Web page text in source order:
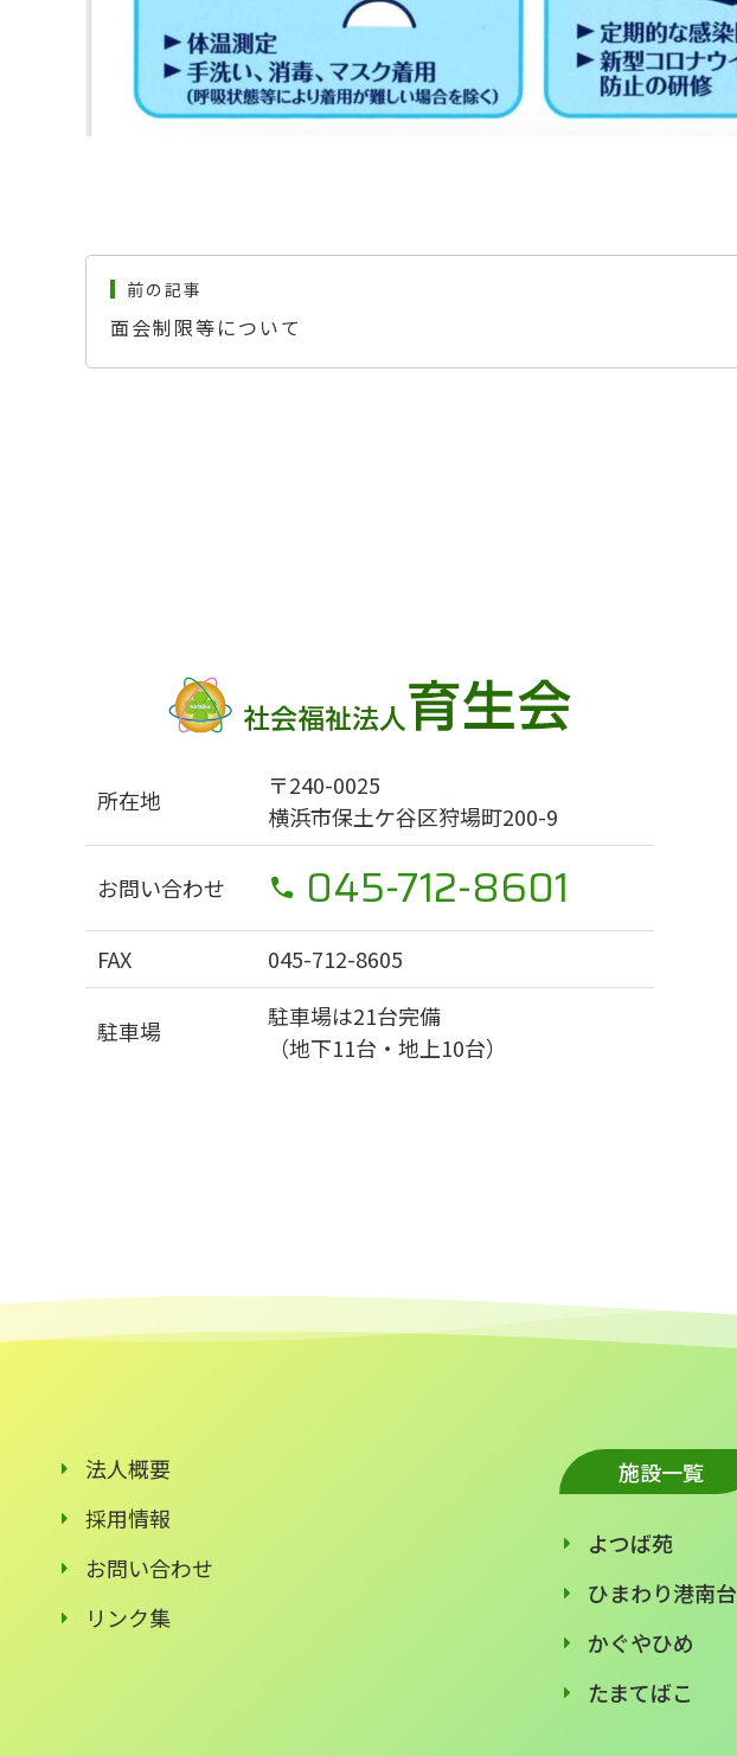
前の記事
面会制限等について
所在地
〒240-0025
横浜市保土ケ谷区狩場町200-9
お問い合わせ 045-712-8601
FAX 045-712-8605
駐車場
駐車場は21台完備
（地下11台・地上10台）
法人概要
採用情報
お問い合わせ
リンク集
施設一覧
よつば苑
ひまわり港南台
かぐやひめ
たまてばこ